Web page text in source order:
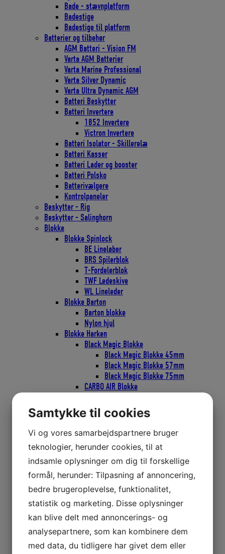
Bade - stævnplatform
Badestige
Badestige til platform
Batterier og tilbehør
AGM Batteri - Vision FM
Varta AGM Batterier
Varta Marine Professional
Varta Silver Dynamic
Varta Ultra Dynamic AGM
Batteri Beskytter
Batteri Invertere
1852 Invertere
Victron Invertere
Batteri Isolator - Skillerelæ
Batteri Kasser
Batteri Lader og booster
Batteri Polsko
Batterivælgere
Kontrolpaneler
Beskytter - Rig
Beskytter - Salinghorn
Blokke
Blokke Spinlock
BE Lineløber
BRS Spilerblok
T-Fordelerblok
TWF Ledeskive
WL Lineleder
Blokke Barton
Barton blokke
Nylon hjul
Blokke Harken
Black Magic Blokke
Black Magic Blokke 45mm
Black Magic Blokke 57mm
Black Magic Blokke 75mm
CARBO AIR Blokke
CARBO AIR Blokke 40mm
CARBO AIR Blokke 57mm
CARBO AIR Blokke 75mm
CARBO Ratchamatic Skraldeblokke
CARBO Ratchamatic Skraldeblokke
57mm
CARBO Ratchamatic Skraldeblokke
75mm
CARBO Skraldeblokke
CARBO Skraldeblok 40mm
CARBO Skraldeblok 57mm
CARBO Skraldeblok 75mm
Classic Blokke
Bullet Classic Blokke 29mm
Samtykke til cookies
Vi og vores samarbejdspartnere bruger
teknologier, herunder cookies, til at
indsamle oplysninger om dig til forskellige
formål, herunder: Tilpasning af annoncering,
bedre brugeroplevelse, funktionalitet,
statistik og marketing. Disse oplysninger
kan blive delt med annoncerings- og
analysepartnere, som kan kombinere dem
med data, du tidligere har givet dem eller